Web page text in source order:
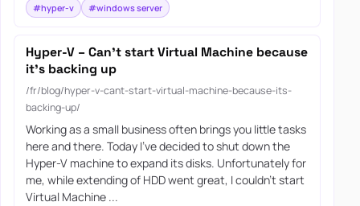
#hyper-v
#windows server
Hyper-V – Can’t start Virtual Machine because
it’s backing up
/fr/blog/hyper-v-cant-start-virtual-machine-because-its-
backing-up/
Working as a small business often brings you little tasks
here and there. Today I’ve decided to shut down the
Hyper-V machine to expand its disks. Unfortunately for
me, while extending of HDD went great, I couldn’t start
Virtual Machine ...